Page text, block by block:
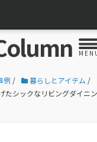
例 / 暮らしとアイテム /
たシックなリビングダイニ